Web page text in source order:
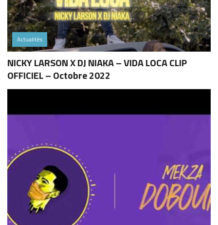
Actualités
NICKY LARSON X DJ NIAKA – VIDA LOCA CLIP
OFFICIEL – Octobre 2022